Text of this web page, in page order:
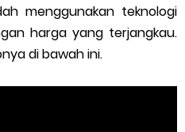
menggunakan teknologi
harga yang terjangkau.
di bawah ini.